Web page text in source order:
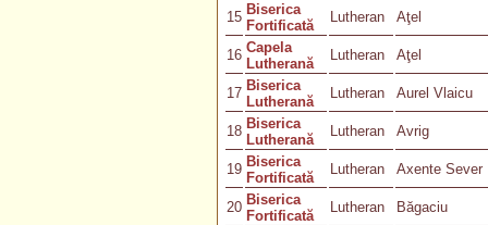
15 Biserica
Fortificată
Lutheran Aţel
16 Capela
Lutherană
Lutheran Aţel
17 Biserica
Lutherană
Lutheran Aurel Vlaicu
18 Biserica
Lutherană
Lutheran Avrig
19 Biserica
Fortificată
Lutheran Axente Sever
20 Biserica
Fortificată
Lutheran Băgaciu